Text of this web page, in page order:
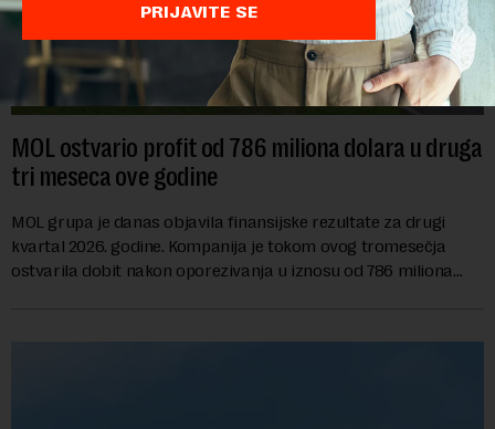
MOL ostvario profit od 786 miliona dolara u druga
tri meseca ove godine
MOL grupa je danas objavila finansijske rezultate za drugi
kvartal 2026. godine. Kompanija je tokom ovog tromesečja
ostvarila dobit nakon oporezivanja u iznosu od 786 miliona
PRIJAVITE SE